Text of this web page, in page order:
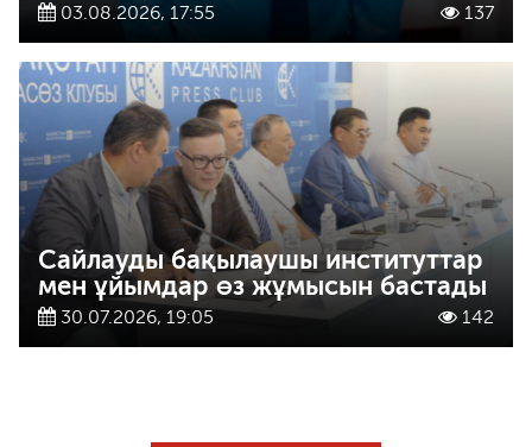
03.08.2026, 17:55 137
Сайлауды бақылаушы институттар
мен ұйымдар өз жұмысын бастады
30.07.2026, 19:05 142